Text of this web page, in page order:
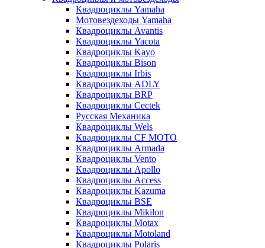
Квадроциклы Yamaha
Мотовездеходы Yamaha
Квадроциклы Avantis
Квадроциклы Yacota
Квадроциклы Kayo
Квадроциклы Bison
Квадроциклы Irbis
Квадроциклы ADLY
Квадроциклы BRP
Квадроциклы Cectek
Русская Механика
Квадроциклы Wels
Квадроциклы CF MOTO
Квадроциклы Armada
Квадроциклы Vento
Квадроциклы Apollo
Квадроциклы Access
Квадроциклы Kazuma
Квадроциклы BSE
Квадроциклы Mikilon
Квадроциклы Motax
Квадроциклы Motoland
Квадроциклы Polaris